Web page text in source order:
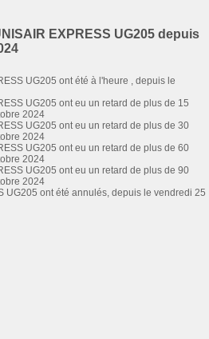
EXPRESS UG205 depuis
UG205 ont été à l'heure , depuis le
UG205 ont eu un retard de plus de 15
2024
UG205 ont eu un retard de plus de 30
2024
UG205 ont eu un retard de plus de 60
2024
UG205 ont eu un retard de plus de 90
2024
UG205 ont été annulés, depuis le vendredi 25